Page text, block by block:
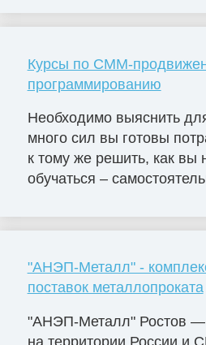
Курсы по СММ-
программированию
Необходимо выяснить
много сил вы готовы
к тому же решить, как вы
обучаться –
"АНЭП-Металл" -
поставок металлопроката
"АНЭП-Металл" Ростов —